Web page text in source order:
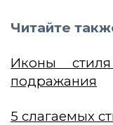
Читайте
Иконы
подражания
5 слагаемых